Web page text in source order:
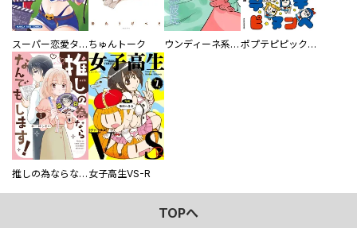
スーパー恋愛タイム！～現場でドＳな彼女は自宅でデレる～ ちゅんトーク ウンディーネ系彼氏 ポプテピピック SEASON EIGHT
推しの為ならなんでもします！ 女子高生VS-R
TOPへ